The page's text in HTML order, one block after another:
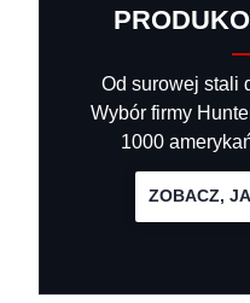
Od surowej stali
Wybór firmy
1000
ZOBACZ,